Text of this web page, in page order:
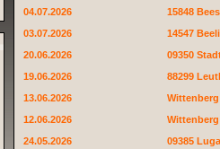
04.07.2026
15848
03.07.2026
14547
20.06.2026
09350
19.06.2026
88299
13.06.2026
Wittenberg
12.06.2026
Wittenberg
24.05.2026
09385